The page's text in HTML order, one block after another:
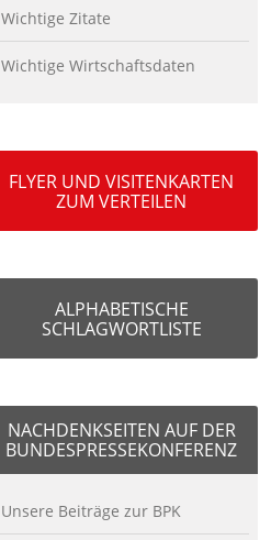
Wichtige Zitate
Wichtige Wirtschaftsdaten
FLYER UND VISITENKARTEN
ZUM VERTEILEN
ALPHABETISCHE
SCHLAGWORTLISTE
NACHDENKSEITEN AUF DER
BUNDESPRESSEKONFERENZ
Unsere Beiträge zur BPK